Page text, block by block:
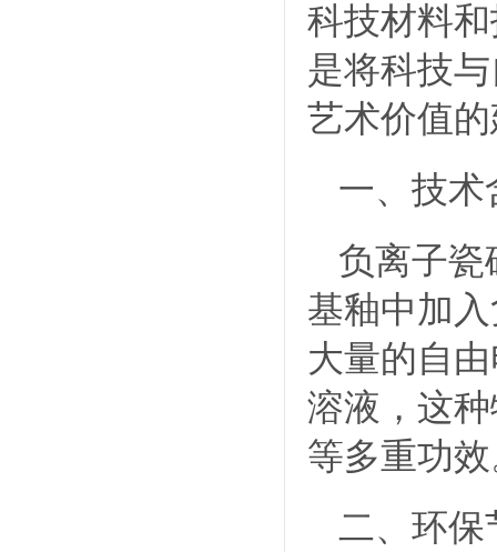
科技材料
是将科技
艺术价值
一、技术
负离子瓷
基釉中加
大量的自
溶液，这
等多重功
二、环保